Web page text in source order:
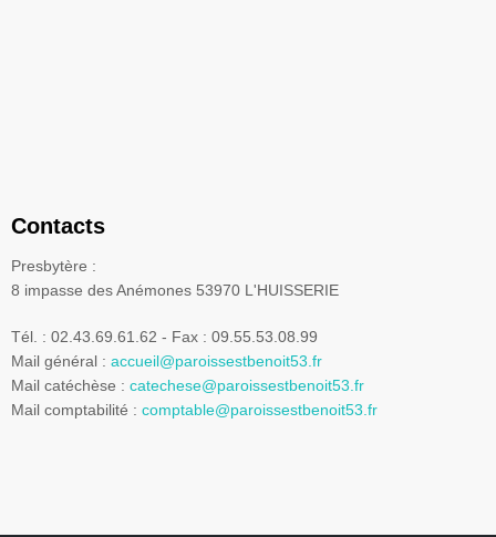
Contacts
Presbytère :
8 impasse des Anémones 53970 L'HUISSERIE
Tél. : 02.43.69.61.62 - Fax : 09.55.53.08.99
Mail général : accueil@paroissestbenoit53.fr
Mail catéchèse : catechese@paroissestbenoit53.fr
Mail comptabilité : comptable@paroissestbenoit53.fr